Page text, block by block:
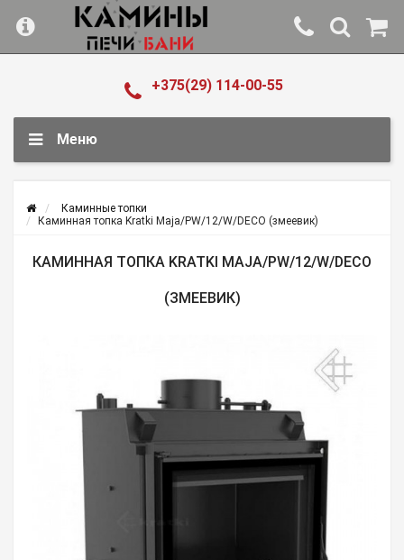
+375(29) 114-00-55
Меню
Каминные топки
Каминная топка Kratki Maja/PW/12/W/DECO (змеевик)
КАМИННАЯ ТОПКА KRATKI MAJA/PW/12/W/DECO
(ЗМЕЕВИК)